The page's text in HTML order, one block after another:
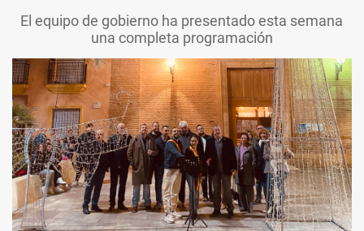
El equipo de gobierno ha presentado esta semana
una completa programación